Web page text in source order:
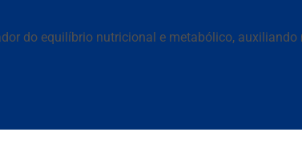
do equilíbrio nutricional e metabólico,